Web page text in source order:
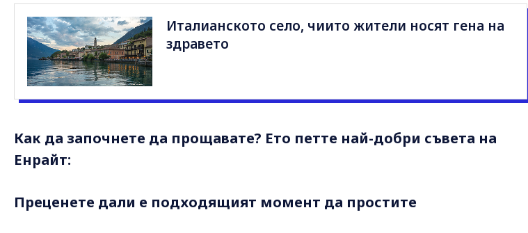
Италианското село, чиито жители носят гена на
здравето
Как да започнете да прощавате? Ето петте най-добри съвета на
Енрайт:
Преценете дали е подходящият момент да простите